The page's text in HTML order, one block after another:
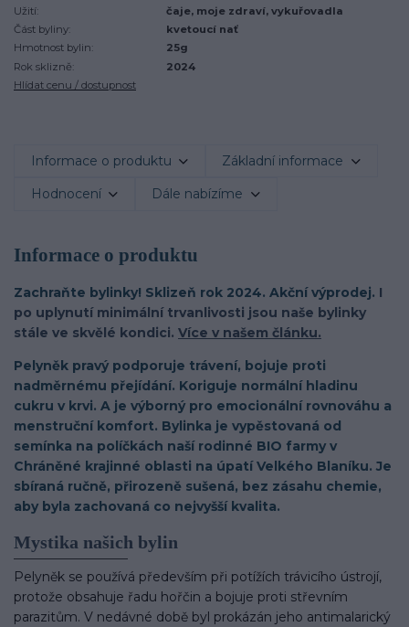
Užití:
čaje, moje zdraví, vykuřovadla
Část byliny:
kvetoucí nať
Hmotnost bylin:
25g
Rok sklizně:
2024
Hlídat cenu / dostupnost
Informace o produktu Základní informace
Hodnocení Dále nabízíme
Informace o produktu
Zachraňte bylinky! Sklizeň rok 2024. Akční výprodej. I
po uplynutí minimální trvanlivosti jsou naše bylinky
stále ve skvělé kondici. Více v našem článku.
Pelyněk pravý podporuje trávení, bojuje proti
nadměrnému přejídání. Koriguje normální hladinu
cukru v krvi. A je výborný pro emocionální rovnováhu a
menstruční komfort. Bylinka je vypěstovaná od
semínka na políčkách naší rodinné BIO farmy v
Chráněné krajinné oblasti na úpatí Velkého Blaníku. Je
sbíraná ručně, přirozeně sušená, bez zásahu chemie,
aby byla zachovaná co nejvyšší kvalita.
Mystika našich bylin
Pelyněk se používá především při potížích trávicího ústrojí,
protože obsahuje řadu hořčin a bojuje proti střevním
parazitům. V nedávné době byl prokázán jeho antimalarický